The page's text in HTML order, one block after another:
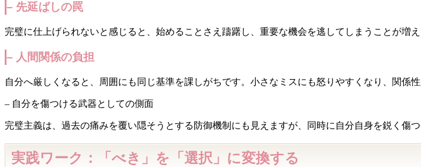
– 先延ばしの罠
完璧に仕上げられないと感じると、始めることさえ躊躇し、重要な機会を逃してしまうことが増え
– 人間関係の負担
自分へ厳しくなると、周囲にも同じ基準を課しがちです。小さなミスにも怒りやすくなり、関係
– 自分を傷つける武器としての側面
完璧主義は、過去の痛みを覆い隠そうとする防御機制にも見えますが、同時に自分自身を鋭く傷つ
実践ワーク：「べき」を「選択」に変換する